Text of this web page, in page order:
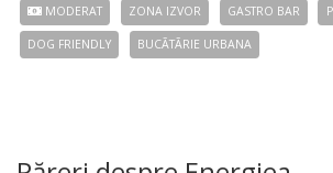
MODERAT ZONA IZVOR GASTRO BAR
DOG FRIENDLY BUCÃTÃRIE URBANA